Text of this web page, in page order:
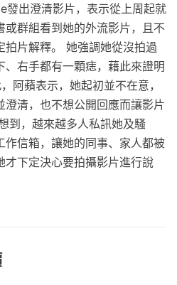
發出澄清影片，表示從上周起就
或群組看到她的外流影片，且不
片解釋。 她強調她從沒拍過
右手都有一顆痣，藉此來證明
阿蘋表示，她起初並不在意，
澄清，也不想公開回應而讓影片
到，越來越多人私訊她及騷
作信箱，讓她的同事、家人都被
才下定決心要拍攝影片進行說